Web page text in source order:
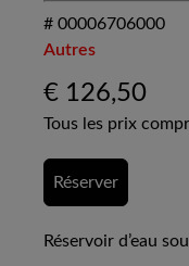
# 00006706000
Autres
€ 126,50
Tous les prix
Réserver
Réservoir d’eau